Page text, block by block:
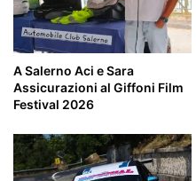
A Salerno Aci e Sara
Assicurazioni al Giffoni Film
Festival 2026